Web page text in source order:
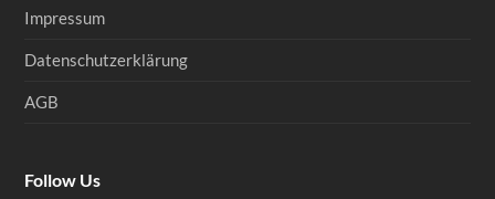
Impressum
Datenschutzerklärung
AGB
Follow Us